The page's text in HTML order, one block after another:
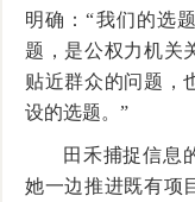
明确：“我们的选
题，是公权力机关
贴近群众的问题，
设的选题。”
田禾捕捉信息
她一边推进既有项